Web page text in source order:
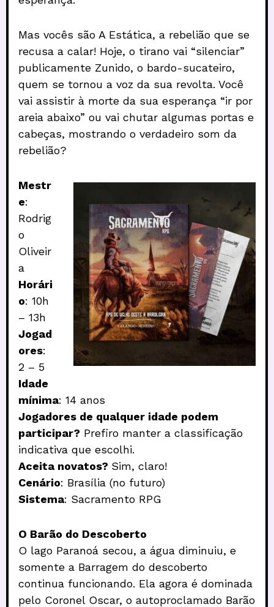
Mas vocês são A Estática, a rebelião que se
recusa a calar! Hoje, o tirano vai “silenciar”
publicamente Zunido, o bardo-sucateiro,
quem se tornou a voz da sua revolta. Você
vai assistir à morte da sua esperança “ir por
areia abaixo” ou vai chutar algumas portas e
cabeças, mostrando o verdadeiro som da
rebelião?
Mestr
e:
Rodrig
o
Oliveir
a
Horári
o: 10h
– 13h
Jogad
ores:
2 – 5
Idade
mínima: 14 anos
Jogadores de qualquer idade podem
participar? Prefiro manter a classificação
indicativa que escolhi.
Aceita novatos? Sim, claro!
Cenário: Brasília (no futuro)
Sistema: Sacramento RPG
O Barão do Descoberto
O lago Paranoá secou, a água diminuiu, e
somente a Barragem do descoberto
continua funcionando. Ela agora é dominada
pelo Coronel Oscar, o autoproclamado Barão